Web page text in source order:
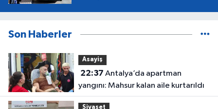
Son Haberler
Asayiş
22:37
yangını: Mahsur kalan aile kurtarıldı
Siyaset